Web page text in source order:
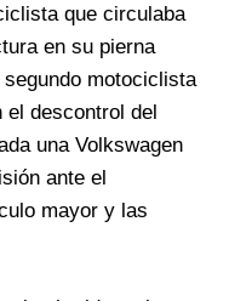
que circulaba
en su pierna
motociclista
el descontrol del
una Volkswagen
ante el
mayor y las